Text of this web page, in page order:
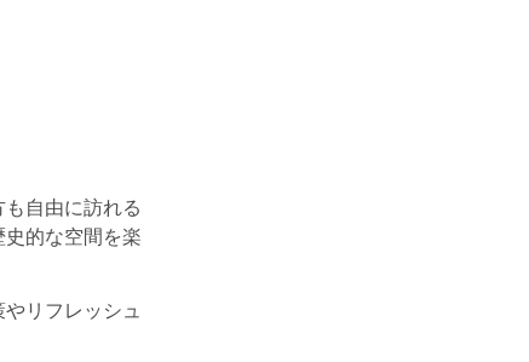
自由に訪れる
的な空間を楽
リフレッシュ